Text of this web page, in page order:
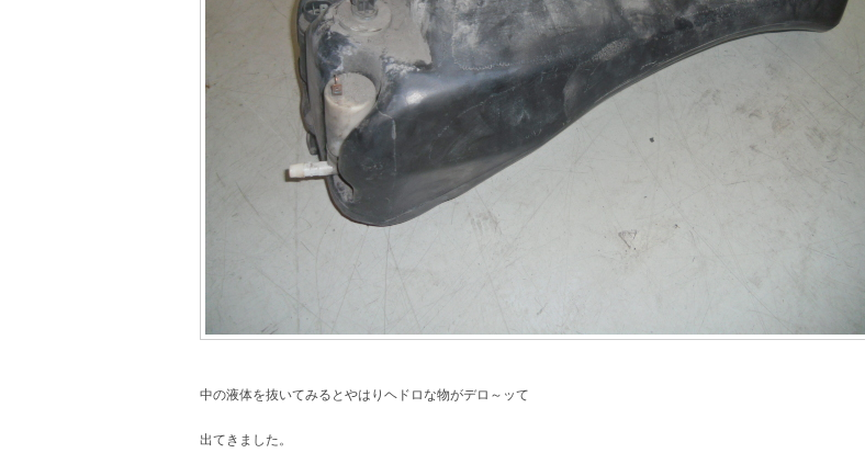
中の液体を抜いてみるとやはりヘドロな物がデロ～ッて
出てきました。